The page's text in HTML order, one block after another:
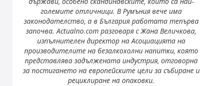
големите отличници. В Румъния вече има
законодателство, а в България работата тепърва
започва. Actualno.com разговаря сЖана Величкова,
изпълнителен директор на Асоциацията на
производителите на безалкохолни напитки, която
представлява задължената индустрия, отговорна
за постигането на европейските цели за събиране и
рециклиране на опаковки.